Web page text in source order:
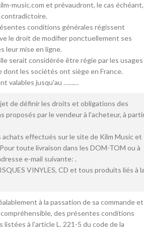
music.com et prévaudront, le cas échéant,
conditions générales régissent
le droit de modifier ponctuellement ses
leur mise en ligne.
serait considérée être régie par les usages
les sociétés ont siège en France.
valables jusqu'au ………
de définir les droits et obligations des
proposés par le vendeur à l'acheteur, à
effectués sur le site de Kilm Music et
toute livraison dans les DOM-TOM ou à
e-mail suivante: .
VINYLES, CD et tous produits liés à la
à la passation de sa commande et
des présentes conditions
à l'article L. 221-5 du code de la